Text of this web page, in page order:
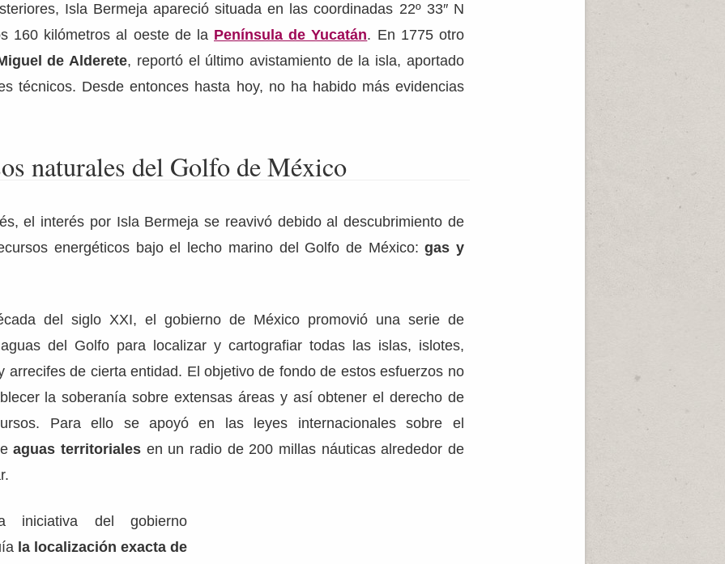
Isla Bermeja apareció situada en las coordinadas 22º 33″ N
160 kilómetros al oeste de la Península de Yucatán. En 1775 otro
de Alderete, reportó el último avistamiento de la isla, aportado
técnicos. Desde entonces hasta hoy, no ha habido más evidencias
naturales del Golfo de México
el interés por Isla Bermeja se reavivó debido al descubrimiento de
energéticos bajo el lecho marino del Golfo de México: gas y
del siglo XXI, el gobierno de México promovió una serie de
del Golfo para localizar y cartografiar todas las islas, islotes,
arrecifes de cierta entidad. El objetivo de fondo de estos esfuerzos no
la soberanía sobre extensas áreas y así obtener el derecho de
Para ello se apoyó en las leyes internacionales sobre el
aguas territoriales en un radio de 200 millas náuticas alrededor de
iniciativa del gobierno
la localización exacta de